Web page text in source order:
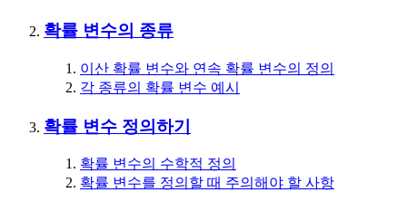
확률 변수의 종류
이산 확률 변수와 연속 확률 변수의 정의
각 종류의 확률 변수 예시
확률 변수 정의하기
확률 변수의 수학적 정의
확률 변수를 정의할 때 주의해야 할 사항